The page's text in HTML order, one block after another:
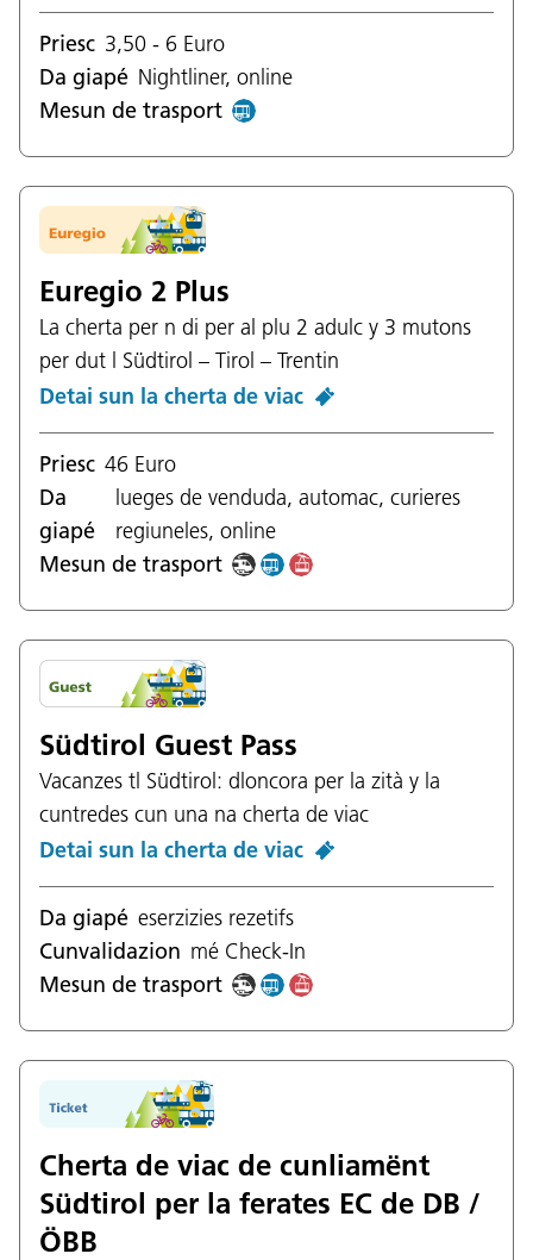
Priesc 3,50 - 6 Euro
Da giapé Nightliner, online
Mesun de trasport
Euregio 2 Plus
La cherta per n di per al plu 2 adulc y 3 mutons
per dut l Südtirol – Tirol – Trentin
Detai sun la cherta de viac
Priesc 46 Euro
Da
giapé
lueges de venduda, automac, curieres
regiuneles, online
Mesun de trasport
Südtirol Guest Pass
Vacanzes tl Südtirol: dloncora per la zità y la
cuntredes cun una na cherta de viac
Detai sun la cherta de viac
Da giapé eserzizies rezetifs
Cunvalidazion mé Check-In
Mesun de trasport
Cherta de viac de cunliamënt
Südtirol per la ferates EC de DB /
ÖBB